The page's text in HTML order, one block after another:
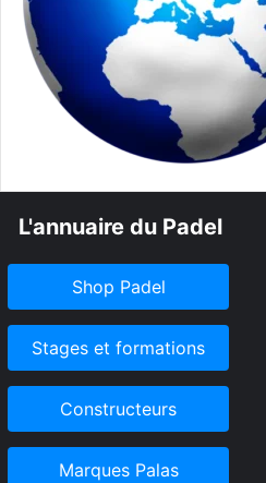
L'annuaire du Padel
Shop Padel
Stages et formations
Constructeurs
Marques Palas